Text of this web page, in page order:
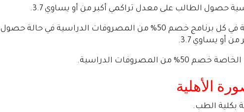
حصول الطالب على معدل تراكمي أكبر من أو يساوي 3.7.
– يُمنح الطلاب الأوائل الخمسة في كل برنامج خصم 50% من المصروفات الدراسية في حالة حصول
أو يساوي 3.7.
المصروفات الدراسية.
الأهلية
بكلية الطب.